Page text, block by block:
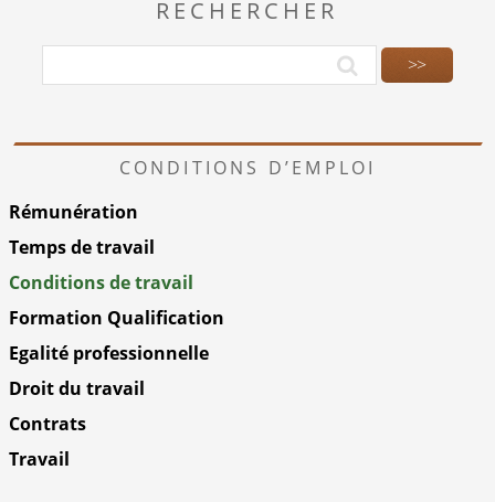
RECHERCHER
CONDITIONS D’EMPLOI
Rémunération
Temps de travail
Conditions de travail
Formation Qualification
Egalité professionnelle
Droit du travail
Contrats
Travail